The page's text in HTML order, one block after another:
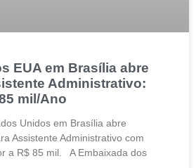
EUA em Brasília abre
Administrativo:
mil/Ano
Unidos em Brasília abre
Assistente Administrativo com
a R$ 85 mil. A Embaixada dos